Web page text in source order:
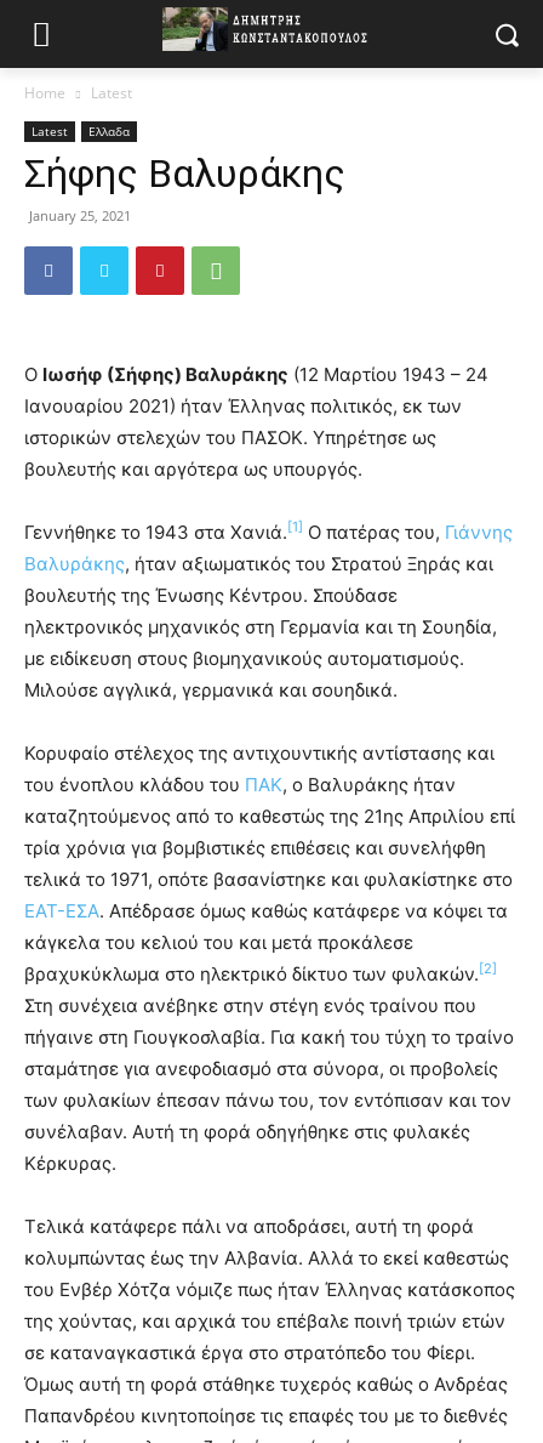
Home Latest
Latest Ελλαδα
Σήφης Βαλυράκης
January 25, 2021
Ο Ιωσήφ (Σήφης) Βαλυράκης (12 Μαρτίου 1943 – 24
Ιανουαρίου 2021) ήταν Έλληνας πολιτικός, εκ των
ιστορικών στελεχών του ΠΑΣΟΚ. Υπηρέτησε ως
βουλευτής και αργότερα ως υπουργός.
Γεννήθηκε το 1943 στα Χανιά. [1] Ο πατέρας του, Γιάννης
Βαλυράκης, ήταν αξιωματικός του Στρατού Ξηράς και
βουλευτής της Ένωσης Κέντρου. Σπούδασε
ηλεκτρονικός μηχανικός στη Γερμανία και τη Σουηδία,
με ειδίκευση στους βιομηχανικούς αυτοματισμούς.
Μιλούσε αγγλικά, γερμανικά και σουηδικά.
Κορυφαίο στέλεχος της αντιχουντικής αντίστασης και
του ένοπλου κλάδου του ΠΑΚ, ο Βαλυράκης ήταν
καταζητούμενος από το καθεστώς της 21ης Απριλίου επί
τρία χρόνια για βομβιστικές επιθέσεις και συνελήφθη
τελικά το 1971, οπότε βασανίστηκε και φυλακίστηκε στο
ΕΑΤ-ΕΣΑ. Απέδρασε όμως καθώς κατάφερε να κόψει τα
κάγκελα του κελιού του και μετά προκάλεσε
βραχυκύκλωμα στο ηλεκτρικό δίκτυο των φυλακών. [2]
Στη συνέχεια ανέβηκε στην στέγη ενός τραίνου που
πήγαινε στη Γιουγκοσλαβία. Για κακή του τύχη το τραίνο
σταμάτησε για ανεφοδιασμό στα σύνορα, οι προβολείς
των φυλακίων έπεσαν πάνω του, τον εντόπισαν και τον
συνέλαβαν. Αυτή τη φορά οδηγήθηκε στις φυλακές
Κέρκυρας.
Τελικά κατάφερε πάλι να αποδράσει, αυτή τη φορά
κολυμπώντας έως την Αλβανία. Αλλά το εκεί καθεστώς
του Ενβέρ Χότζα νόμιζε πως ήταν Έλληνας κατάσκοπος
της χούντας, και αρχικά του επέβαλε ποινή τριών ετών
σε καταναγκαστικά έργα στο στρατόπεδο του Φίερι.
Όμως αυτή τη φορά στάθηκε τυχερός καθώς ο Ανδρέας
Παπανδρέου κινητοποίησε τις επαφές του με το διεθνές